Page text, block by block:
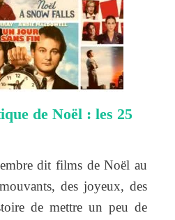
de Noël : les 25
dit films de Noël au
des joyeux, des
de mettre un peu de